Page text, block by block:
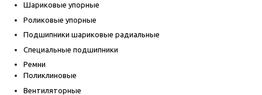
Шариковые упорные
Роликовые упорные
Подшипники шариковые радиальные
Специальные подшипники
Ремни
Поликлиновые
Вентиляторные